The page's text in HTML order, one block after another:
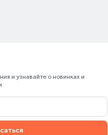
и узнавайте о новинках и